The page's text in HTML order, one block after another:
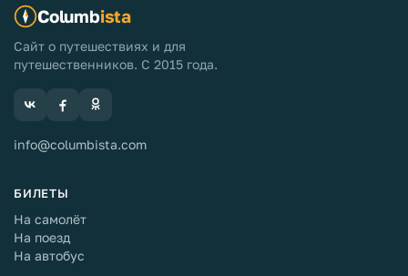
Columbista
Сайт о путешествиях и для
путешественников. С 2015 года.
info@columbista.com
БИЛЕТЫ
На самолёт
На поезд
На автобус